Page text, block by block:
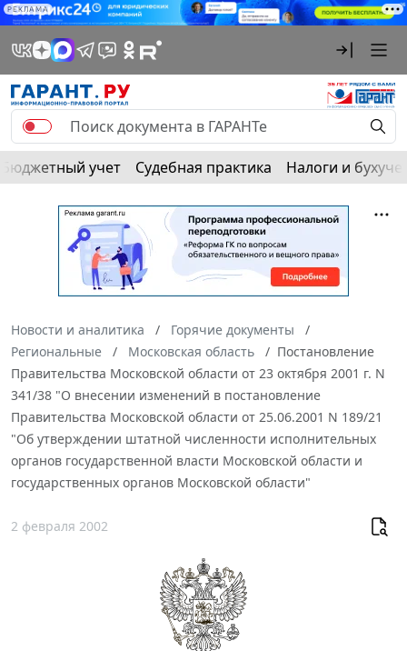
РЕКЛАМА
Бюджетный учет Судебная практика Налоги и
Новости и аналитика
Горячие документы
Региональные
Московская область
Постановление
Правительства Московской области от 23 октября 2001 г. N
341/38 "О внесении изменений в постановление
Правительства Московской области от 25.06.2001 N 189/21
"Об утверждении штатной численности исполнительных
органов государственной власти Московской области и
государственных органов Московской области"
2 февраля 2002